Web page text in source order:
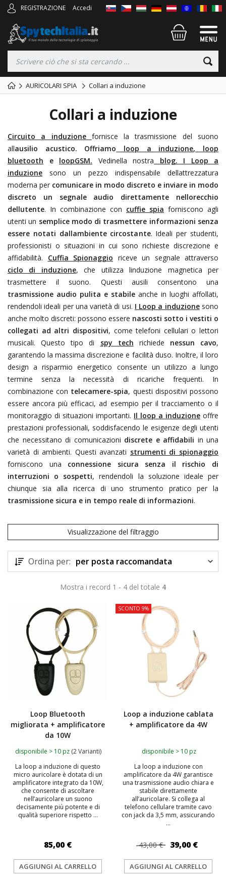
REGISTRAZIONE Accedi
AURICOLARI SPIA Collari a induzione
Collari a induzione
Circuito a induzione
fornisce la trasmissione del suono
allausilio acustico. Offriamo loop a induzione,
loop
bluetooth e loopGSM. Vedinella nostra blog. I Loop a
induzione sono un pezzo indispensabile dellattrezzatura
moderna per comunicare in modo discreto e inviare in modo
discreto un segnale audio direttamente nellorecchio
dellutente. In combinazione con cuffie spia forniscono agli
utenti un semplice modo di trasmettere informazioni senza
essere notati dallambiente circostante. Ideali per studenti,
professionisti o situazioni in cui sono richieste discrezione e
affidabilità. Cuffia Spionaggio riceve un segnale attraverso
ciclo di induzione, che utilizza linduzione magnetica per
trasmettere il suono. Questi ausili consentono una
trasmissione audio pulita e stabile anche in luoghi affollati,
rendendoli ideali per una varietà di usi. I Loop a induzionesono
anche molto discreti: possono essere nascosti sotto i vestiti o
collegati ad altri dispositivi, come telefoni cellulari o lettori
musicali. Questo tipo di spy tech richiede nessun cavo,
garantendo la massima discrezione e facilità duso. Inoltre, il loro
design a risparmio energetico consente un utilizzo a lungo
termine senza la necessità di ricariche frequenti. In
combinazione con telecamere-spia, questi dispositivi possono
essere ancora più efficaci, ad esempio per il tracciamento o il
monitoraggio di situazioni importanti. Il loop a induzione offre
prestazioni professionali, soddisfacendo le esigenze degli utenti
che necessitano di comunicazioni discrete e affidabili in una
varietà di ambienti. Questi avanzati strumenti di spionaggio
forniscono una connessione sicura senza il rischio di
interruzioni o sospetti, rendendoli la soluzione ideale per
chiunque sia alla ricerca di uno strumento pratico per la
trasmissione sicura e in tempo reale di informazioni.
Visualizzazione del filtraggio
Ordina per: per posta raccomandata
Mostra i record 1 - 4 del totale 4
Loop Bluetooth
migliorata + amplificatore
da 10W
disponibile > 10 pz (2 Varianti)
La loop a induzione di questo
micro auricolare è dotata di un
amplificatore integrato da 10W,
che consente di ascoltare
nell’auricolare un suono
decisamente più potente e di
qualità superiore rispetto ...
85,00 €
AGGIUNGI AL CARRELLO
SCONTO 9%
Loop a induzione cablata
+ amplificatore da 4W
disponibile > 10 pz
La loop a induzione con
amplificatore da 4W garantisce
una trasmissione audio chiara e
stabile direttamente
all’auricolare. Si collega al
telefono cellulare tramite cavo
con jack da 3,5 mm, assicurando
...
43,00 € 39,00 €
AGGIUNGI AL CARRELLO